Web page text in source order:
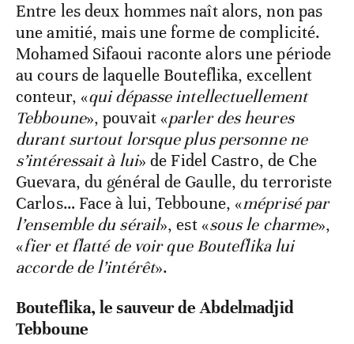
Entre les deux hommes naît alors, non pas
une amitié, mais une forme de complicité.
Mohamed Sifaoui raconte alors une période
au cours de laquelle Bouteflika, excellent
conteur, «qui dépasse intellectuellement
Tebboune», pouvait «parler des heures
durant surtout lorsque plus personne ne
s’intéressait à lui» de Fidel Castro, de Che
Guevara, du général de Gaulle, du terroriste
Carlos… Face à lui, Tebboune, «méprisé par
l’ensemble du sérail», est «sous le charme»,
«fier et flatté de voir que Bouteflika lui
accorde de l’intérêt».
Bouteflika, le sauveur de Abdelmadjid
Tebboune